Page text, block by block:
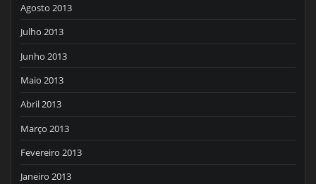
Agosto 2013
Julho 2013
Junho 2013
Maio 2013
Abril 2013
Março 2013
Fevereiro 2013
Janeiro 2013